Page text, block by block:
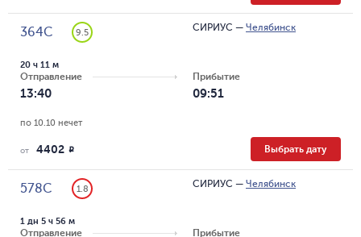
364С 9.5 СИРИУС — Челябинск
Отправление
13:40
20 ч 11 м
Прибытие
09:51
по 10.10 нечет
от 4402 R Выбрать дату
578С 1.8 СИРИУС — Челябинск
Отправление
1 дн 5 ч 56 м
Прибытие